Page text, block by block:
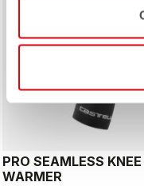
PRO SEAMLESS KNEE
WARMER